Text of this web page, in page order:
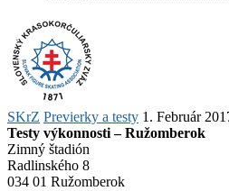
SKrZ Previerky a testy 1. Február
Testy výkonnosti – Ružomberok
Zimný štadión
Radlinského 8
034 01 Ružomberok